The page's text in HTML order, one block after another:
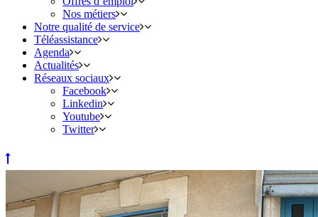
Nos métiers
Notre qualité de service
Téléassistance
Agenda
Actualités
Réseaux sociaux
Facebook
Linkedin
Youtube
Twitter